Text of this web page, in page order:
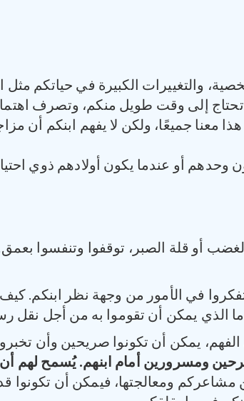
والتغييرات الكبيرة في حياتكم
تحتاج إلى وقت طويل منكم، وتصرف
جميعًا، ولكن لا يفهم ابنكم أن
وحدهم أو عندما يكون أولادهم ذوي
أو قلة الصبر، توقفوا وتنفسوا
في الأمور من وجهة نظر ابنكم.
ما الذي يمكن أن تقوموا به من أجل نقل
الفهم، يمكن أن تكونوا صريحين وأن
ومسرورين أمام ابنهم. يُسمح لهم أن
ومعالجتها، فيمكن أن تكونوا